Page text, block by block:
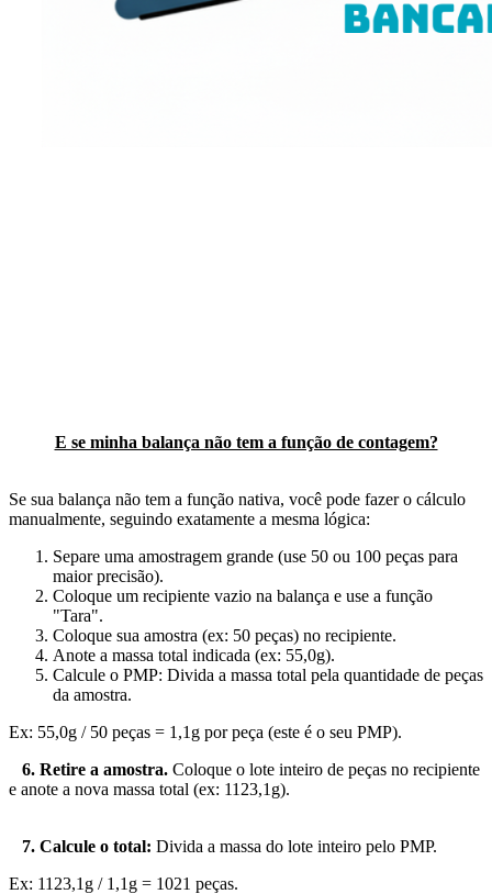
E se minha balança não tem a função de contagem?
Se sua balança não tem a função nativa, você pode fazer o cálculo
manualmente, seguindo exatamente a mesma lógica:
Separe uma amostragem grande (use 50 ou 100 peças para
maior precisão).
Coloque um recipiente vazio na balança e use a função
"Tara".
Coloque sua amostra (ex: 50 peças) no recipiente.
Anote a massa total indicada (ex: 55,0g).
Calcule o PMP: Divida a massa total pela quantidade de peças
da amostra.
Ex: 55,0g / 50 peças = 1,1g por peça (este é o seu PMP).
6. Retire a amostra. Coloque o lote inteiro de peças no recipiente
e anote a nova massa total (ex: 1123,1g).
7. Calcule o total: Divida a massa do lote inteiro pelo PMP.
Ex: 1123,1g / 1,1g = 1021 peças.